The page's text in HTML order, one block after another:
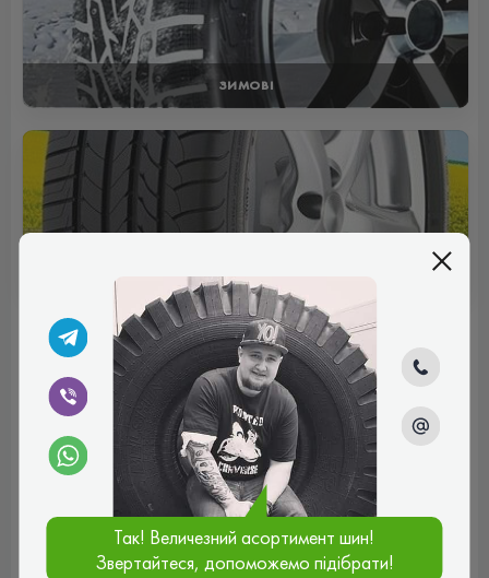
ЗИМОВІ
ЛІТНІ
Відгуки (0)
Поки немає коментарів
Написати коментар
Ім'я*
Так! Величезний асортимент шин!
Звертайтеся, допоможемо підібрати!